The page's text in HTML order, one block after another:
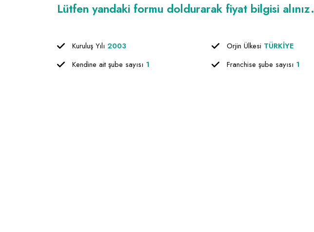
Lütfen yandaki formu doldurarak fiyat bilgisi alınız.
Kuruluş Yılı 2003 Orjin Ülkesi TÜRKİYE
Kendine ait şube sayısı 1 Franchise şube sayısı 1